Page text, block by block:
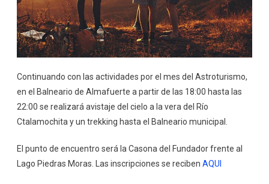
Continuando con las actividades por el mes del Astroturismo,
en el Balneario de Almafuerte a partir de las 18:00 hasta las
22:00 se realizará avistaje del cielo a la vera del Río
Ctalamochita y un trekking hasta el Balneario municipal.
El punto de encuentro será la Casona del Fundador frente al
Lago Piedras Moras. Las inscripciones se reciben AQUI